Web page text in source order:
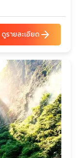
ดูรายละเอียดarrow_forward